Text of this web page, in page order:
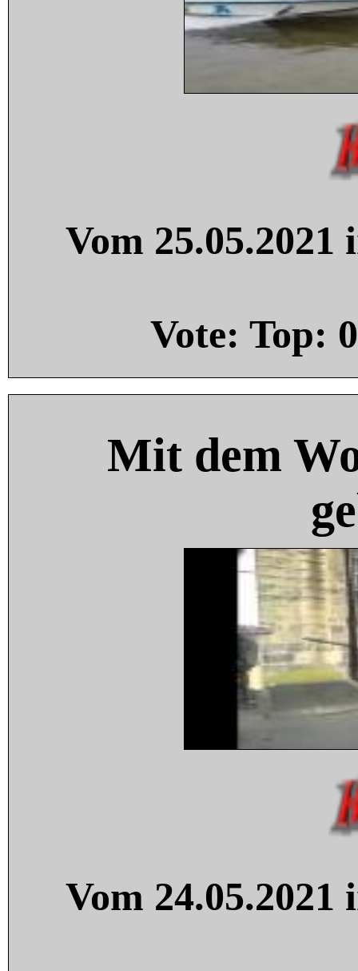
Vom
Vote: Top: 0
Mit dem
Vom